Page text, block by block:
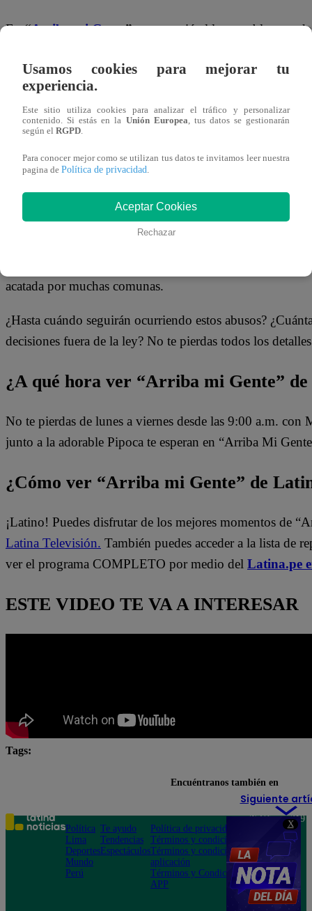
X
En“Arriba mi Gente”, se conoció el lamentable caso
Municipalidad de La Victoria. El hecho ocurrió
vehículo estacionado cerca de la empresa
al depósito municipal.
fuerte descompensación.“¡Qué malos, cómo me van
dijo al taxista que lo transportaba.
Minutos después, el adulto mayorfalleció dentro del
acatada por muchas comunas.
¿Hasta cuándo seguirán ocurriendo estos abusos?
decisiones fuera de la ley? No te pierdas todos los
¿A qué hora ver “Arriba mi Gente”
No te pierdas de lunes a viernes desde las 9:00 a.m.
junto a la adorable Pipoca te esperan en “Arriba Mi
¿Cómo ver “Arriba mi Gente” de
¡Latino! Puedes disfrutar de los mejores momentos de
Latina Televisión. También puedes acceder a la lista de
ver el programa COMPLETO por medio del Latina.pe
ESTE VIDEO TE VA A INTERESAR
Tags:
Siguiente
Usamos cookies para mejorar tu
experiencia.
Este sitio utiliza cookies para analizar el tráfico y personalizar
contenido. Si estás en la Unión Europea , tus datos se gestionarán
según el RGPD
Para conocer mejor como se utilizan tus datos te invitamos leer nuestra
pagina de Política de privacidad
Aceptar Cookies
Rechazar
Encuéntranos también en
Política
Lima
Deportes
Mundo
Perú
Te ayudo
Tendencias
Espectáculos
Política de privacidad
Términos y condiciones
Términos y condiciones
aplicación
Términos y Condiciones
APP
Teléfono: 219
Av. San
Felipe 968
Jesús María